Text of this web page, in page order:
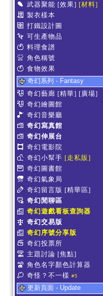
武器聚能 [效果] [材料]
製衣樣本
打鐵設計圖
可生產物品
料理食譜
角色稱號
食物效果
奇幻系列 - Fantasy
奇幻藝廊 [精華] [廣場]
奇幻繪圖館
奇幻音樂廳
奇幻寫真館
奇幻伸展台
奇幻電影院
奇幻小幫手 [走私販]
奇幻圖書館
奇幻氣象局
奇幻留言版 [精華區]
奇幻閒聊區
奇幻遊戲看板查詢器
奇幻交易版
奇幻序號分享版
奇幻投票所
主題討論 [焦點]
角色名字顏色計算器
奇怪？不一樣 #5
更新頁面 - Update